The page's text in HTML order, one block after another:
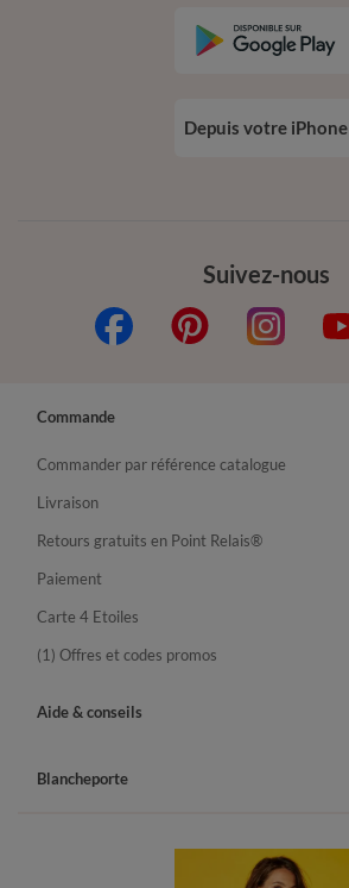
Suivez-nous
Depuis votre iPhone
Commande
Commander par référence catalogue
Livraison
Retours gratuits en Point Relais®
Paiement
Carte 4 Etoiles
(1) Offres et codes promos
Aide & conseils
Blancheporte